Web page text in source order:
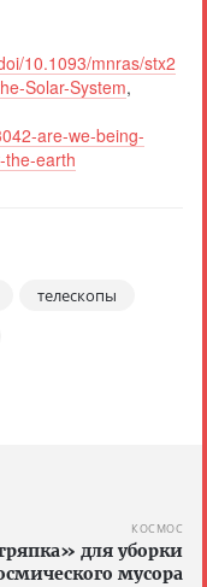
10.1093/mnras/stx2
Solar-System,
are-we-being-
the-earth
телескопы
КОСМОС
для уборки
мусора